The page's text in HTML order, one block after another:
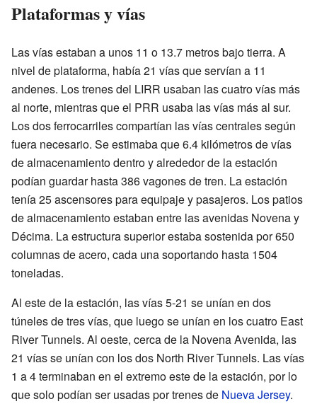
Plataformas y vías
Las vías estaban a unos 11 o 13.7 metros bajo tierra. A
nivel de plataforma, había 21 vías que servían a 11
andenes. Los trenes del LIRR usaban las cuatro vías más
al norte, mientras que el PRR usaba las vías más al sur.
Los dos ferrocarriles compartían las vías centrales según
fuera necesario. Se estimaba que 6.4 kilómetros de vías
de almacenamiento dentro y alrededor de la estación
podían guardar hasta 386 vagones de tren. La estación
tenía 25 ascensores para equipaje y pasajeros. Los patios
de almacenamiento estaban entre las avenidas Novena y
Décima. La estructura superior estaba sostenida por 650
columnas de acero, cada una soportando hasta 1504
toneladas.
Al este de la estación, las vías 5-21 se unían en dos
túneles de tres vías, que luego se unían en los cuatro East
River Tunnels. Al oeste, cerca de la Novena Avenida, las
21 vías se unían con los dos North River Tunnels. Las vías
1 a 4 terminaban en el extremo este de la estación, por lo
que solo podían ser usadas por trenes de Nueva Jersey.